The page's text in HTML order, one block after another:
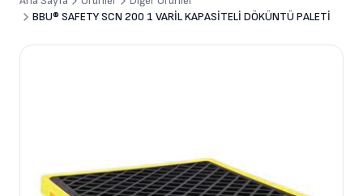
BBU® SAFETY SCN 200 1 VARİL KAPASİTELİ DÖKÜNTÜ PALETİ